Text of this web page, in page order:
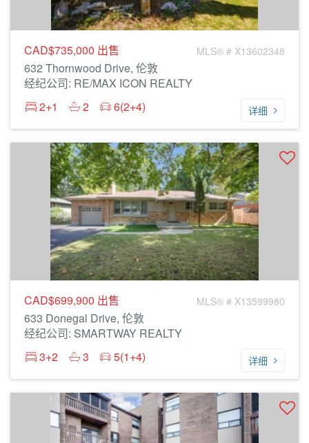
CAD$735,000 出售 MLS® # X13602348
632 Thornwood Drive, 伦敦
经纪公司: RE/MAX ICON REALTY
2+1
2 6(2+4) 详细
CAD$699,900 出售 MLS® # X13599980
633 Donegal Drive, 伦敦
经纪公司: SMARTWAY REALTY
3+2
3 5(1+4) 详细